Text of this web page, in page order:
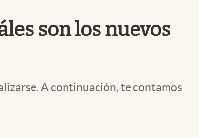
son los nuevos
A continuación, te contamos